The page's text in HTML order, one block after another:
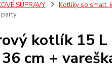
SÚPRAVY Kotlíky so smalt.
party
kotlík 15 L
cm +